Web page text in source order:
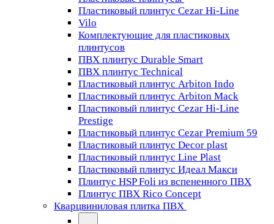
Пластиковый плинтус Cezar Hi-Line
Vilo
Комплектующие для пластиковых
плинтусов
ПВХ плинтус Durable Smart
ПВХ плинтус Technical
Пластиковый плинтус Arbiton Indo
Пластиковый плинтус Arbiton Mack
Пластиковый плинтус Cezar Hi-Line
Prestige
Пластиковый плинтус Cezar Premium 59
Пластиковый плинтус Decor plast
Пластиковый плинтус Line Plast
Пластиковый плинтус Идеал Макси
Плинтус HSP Foli из вспененного ПВХ
Плинтус ПВХ Rico Concept
Кварцвиниловая плитка ПВХ